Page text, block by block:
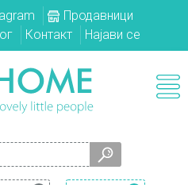
Продавници
Контакт Најави се